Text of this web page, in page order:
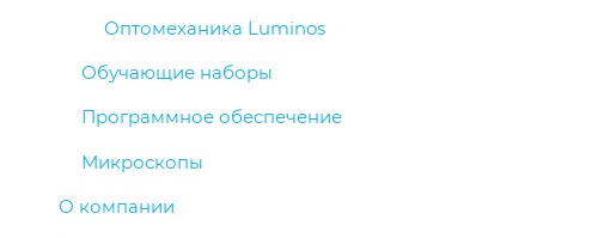
Оптомеханика Luminos
Обучающие наборы
Программное обеспечение
Микроскопы
О компании